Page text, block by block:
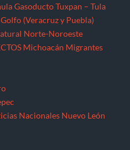
Gasoducto Tuxpan – Tula
(Veracruz y Puebla)
Norte-Noroeste
Michoacán Migrantes
Nacionales Nuevo León